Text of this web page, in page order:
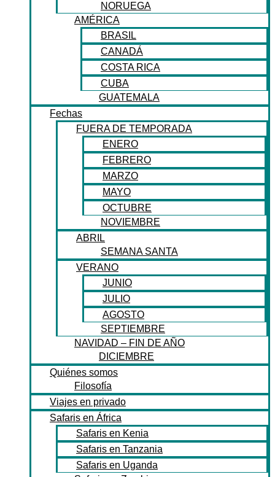
NORUEGA
AMÉRICA
BRASIL
CANADÁ
COSTA RICA
CUBA
GUATEMALA
Fechas
FUERA DE TEMPORADA
ENERO
FEBRERO
MARZO
MAYO
OCTUBRE
NOVIEMBRE
ABRIL
SEMANA SANTA
VERANO
JUNIO
JULIO
AGOSTO
SEPTIEMBRE
NAVIDAD – FIN DE AÑO
DICIEMBRE
Quiénes somos
Filosofía
Viajes en privado
Safaris en África
Safaris en Kenia
Safaris en Tanzania
Safaris en Uganda